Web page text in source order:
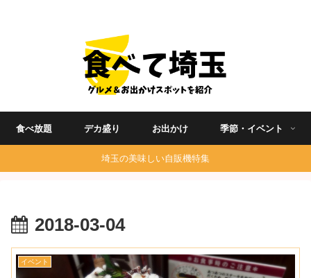
食べ放題 デカ盛り お出かけ 季節・イベント
埼玉の美味しい自販機特集
2018-03-04
イベント